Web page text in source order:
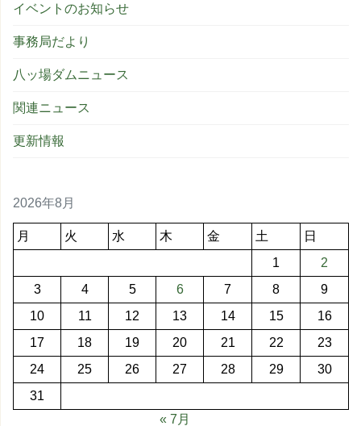
イベントのお知らせ
事務局だより
八ッ場ダムニュース
関連ニュース
更新情報
2026年8月
月 火 水 木 金 土
日
1
2
3
4 5 6 7 8
9
10
11 12 13 14 15
16
17
18 19 20 21 22
23
24
25 26 27 28 29
30
31
« 7月